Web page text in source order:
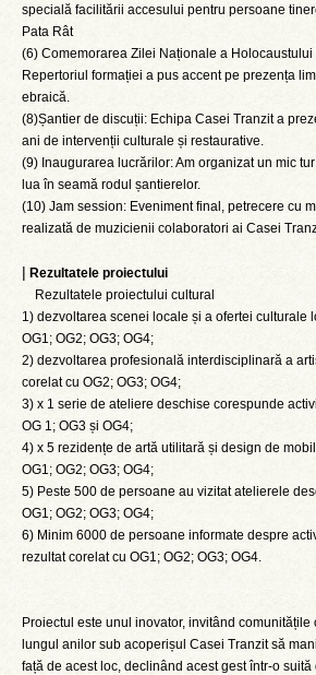
specială facilitării accesului pentru persoane
Pata Rât
(6) Comemorarea Zilei Naționale a Holocaustului
Repertoriul formației a pus accent pe prezența
ebraică.
(8)Șantier de discuții: Echipa Casei Tranzit a
ani de intervenții culturale și restaurative.
(9) Inaugurarea lucrărilor: Am organizat un mic
lua în seamă rodul șantierelor.
(10) Jam session: Eveniment final, petrecere cu
realizată de muzicienii colaboratori ai Casei
| Rezultatele proiectului
Rezultatele proiectului cultural
1) dezvoltarea scenei locale și a ofertei culturale
OG1; OG2; OG3; OG4;
2) dezvoltarea profesională interdisciplinară a
corelat cu OG2; OG3; OG4;
3) x 1 serie de ateliere deschise corespunde
OG 1; OG3 și OG4;
4) x 5 rezidențe de artă utilitară și design de
OG1; OG2; OG3; OG4;
5) Peste 500 de persoane au vizitat atelierele
OG1; OG2; OG3; OG4;
6) Minim 6000 de persoane informate despre
rezultat corelat cu OG1; OG2; OG3; OG4.
Proiectul este unul inovator, invitând comunitățile
lungul anilor sub acoperișul Casei Tranzit să
față de acest loc, declinând acest gest într-o suită